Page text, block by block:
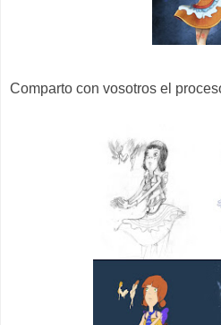
Comparto con vosotros el